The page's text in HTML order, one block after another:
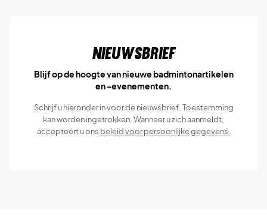
Nieuwsbrief
Blijf op de hoogte van nieuwe badmintonartikelen
en -evenementen.
Schrijf u hieronder in voor de nieuwsbrief. Toestemming
kan worden ingetrokken. Wanneer u zich aanmeldt,
accepteert u ons beleid voor persoonlijke gegevens.